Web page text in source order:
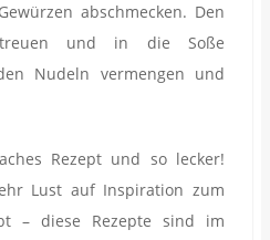
abschmecken. Den
und in die Soße
Nudeln vermengen und
Rezept und so lecker!
Lust auf Inspiration zum
– diese Rezepte sind im